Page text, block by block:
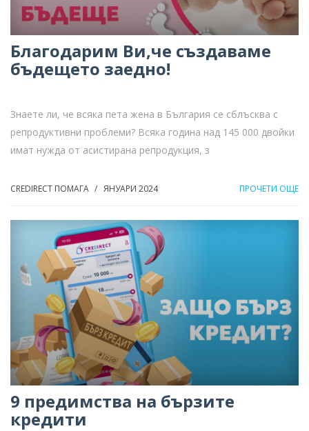
Благодарим Ви,че създаваме
бъдещето заедно!
Знаете ли, че всяка пета жена в България се сблъсква с
репродуктивни проблеми? Всяка година над 145 000 двойки
имат нужда от асистирана репродукция, з
CREDIRECT ПОМАГА / ЯНУАРИ 2024 ПРОЧЕТИ ОЩЕ
9 предимства на бързите
кредити